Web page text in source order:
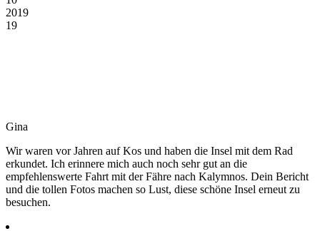
2019
19
Gina
Wir waren vor Jahren auf Kos und haben die Insel mit dem Rad
erkundet. Ich erinnere mich auch noch sehr gut an die
empfehlenswerte Fahrt mit der Fähre nach Kalymnos. Dein Bericht
und die tollen Fotos machen so Lust, diese schöne Insel erneut zu
besuchen.